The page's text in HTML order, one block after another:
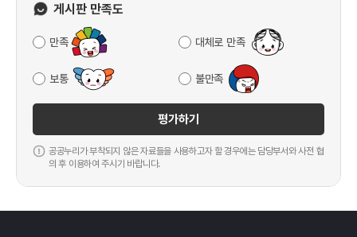
게시판 만족도
만족 대체로 만족
보통 불만족
평가하기
공공누리가 부착되지 않은 자료들을 사용하고자 할 경우에는 담당부서와 사전 협
의 후 이용하여 주시기 바랍니다.